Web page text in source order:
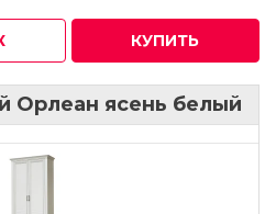
КУПИТЬ
Орлеан ясень белый